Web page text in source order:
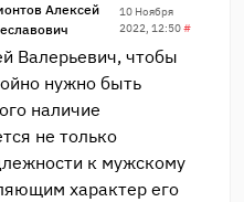
Алексей
10 Ноября
2022, 12:50#
Валерьевич, чтобы
нужно быть
наличие
не только
к мужскому
характер его